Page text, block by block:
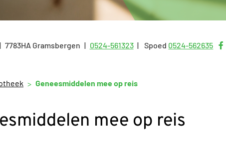
7783HA Gramsbergen Tel:
0524-561323 Spoed 0524-562635
Geneesmiddelen mee op reis
mee op reis